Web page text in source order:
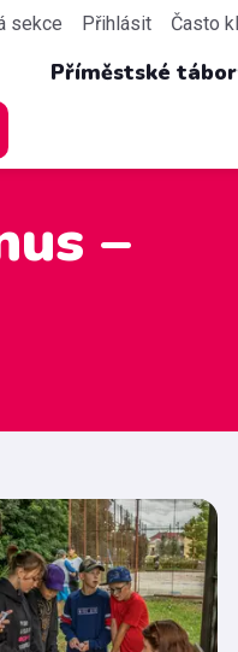
sekce Přihlásit Často
Příměstské
–